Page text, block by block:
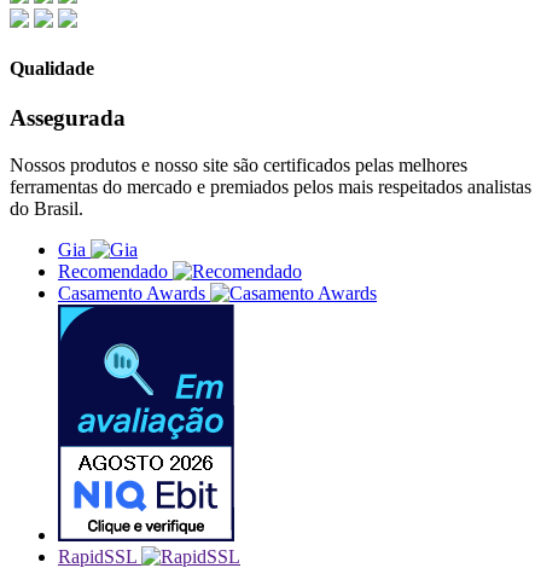
Qualidade
Assegurada
Nossos produtos e nosso site são certificados pelas melhores
ferramentas do mercado e premiados pelos mais respeitados analistas
do Brasil.
Gia
Recomendado
Casamento Awards
RapidSSL